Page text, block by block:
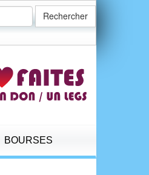
Rechercher
BOURSES